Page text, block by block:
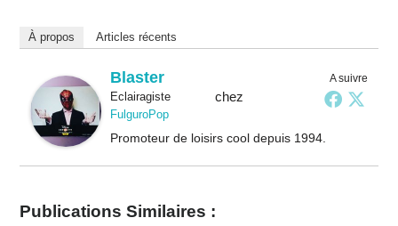
À propos Articles récents
A suivre
Blaster
Eclairagistechez
FulguroPop
Promoteur de loisirs cool depuis 1994.
Publications Similaires :